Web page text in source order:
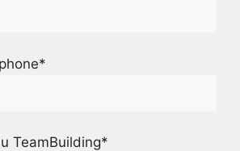
TeamBuilding*